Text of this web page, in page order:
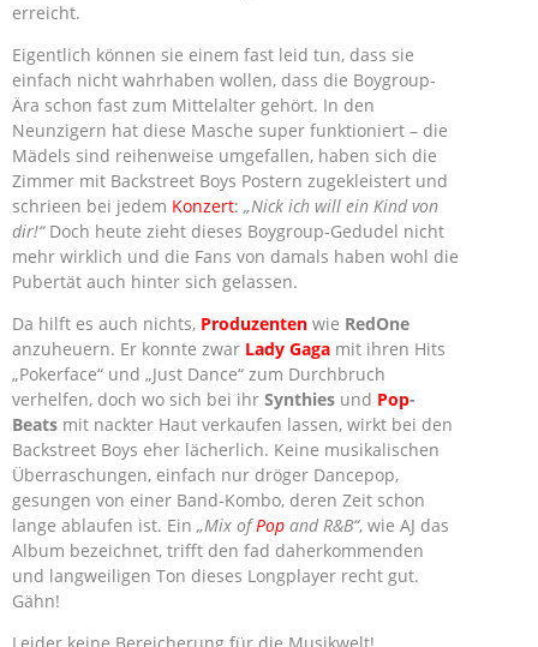
erreicht.
Eigentlich können sie einem fast leid tun, dass sie
einfach nicht wahrhaben wollen, dass die Boygroup-
Ära schon fast zum Mittelalter gehört. In den
Neunzigern hat diese Masche super funktioniert – die
Mädels sind reihenweise umgefallen, haben sich die
Zimmer mit Backstreet Boys Postern zugekleistert und
schrieen bei jedem Konzert: „Nick ich will ein Kind von
dir!“Doch heute zieht dieses Boygroup-Gedudel nicht
mehr wirklich und die Fans von damals haben wohl die
Pubertät auch hinter sich gelassen.
Da hilft es auch nichts, Produzenten wie RedOne
anzuheuern. Er konnte zwar Lady Gaga mit ihren Hits
„Pokerface“ und „Just Dance“ zum Durchbruch
verhelfen, doch wo sich bei ihr Synthies und Pop-
Beats mit nackter Haut verkaufen lassen, wirkt bei den
Backstreet Boys eher lächerlich. Keine musikalischen
Überraschungen, einfach nur dröger Dancepop,
gesungen von einer Band-Kombo, deren Zeit schon
lange ablaufen ist. Ein „Mix ofPop and R&B“, wie AJ das
Album bezeichnet, trifft den fad daherkommenden
und langweiligen Ton dieses Longplayer recht gut.
Gähn!